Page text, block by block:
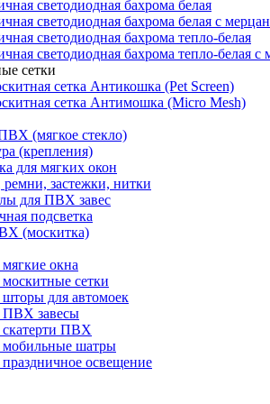
светодиодная бахрома белая
светодиодная бахрома белая с
светодиодная бахрома тепло-белая
светодиодная бахрома тепло-белая с
сетки
сетка Антикошка (Pet Screen)
сетка Антимошка (Micro Mesh)
(мягкое стекло)
(крепления)
для мягких окон
застежки, нитки
для ПВХ завес
подсветка
(москитка)
окна
сетки
для автомоек
завесы
ПВХ
шатры
освещение